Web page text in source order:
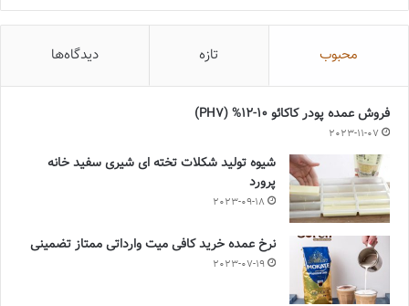
محبوب تازه دیدگاه‌ها
فروش عمده پودر کاکائو 10-12% (PH7)
2023-11-07
شیوه تولید شکلات تخته ای شیری سفید خانه
پرورد
2023-09-18
نرخ عمده خرید کافی میت وارداتی ممتاز تضمینی
2023-07-19